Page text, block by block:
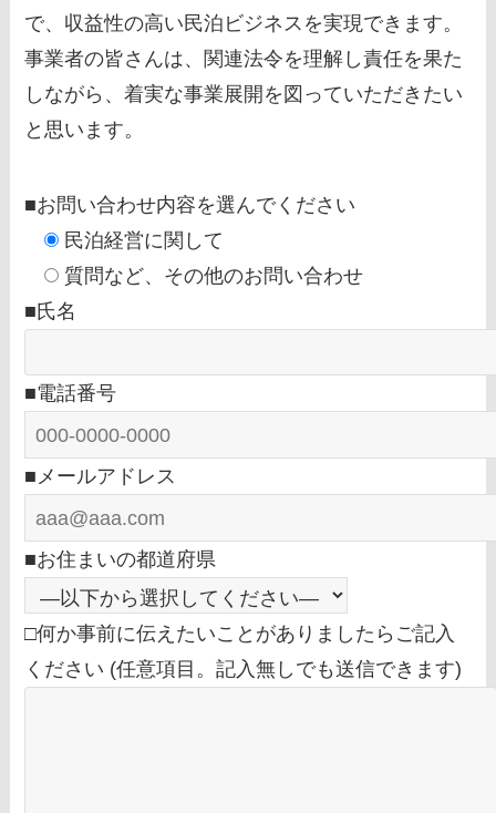
で、収益性の高い民泊ビジネスを実現できます。
事業者の皆さんは、関連法令を理解し責任を果た
しながら、着実な事業展開を図っていただきたい
と思います。
■お問い合わせ内容を選んでください
民泊経営に関して
質問など、その他のお問い合わせ
■氏名
■電話番号
■メールアドレス
■お住まいの都道府県
□何か事前に伝えたいことがありましたらご記入
ください (任意項目。記入無しでも送信できます)